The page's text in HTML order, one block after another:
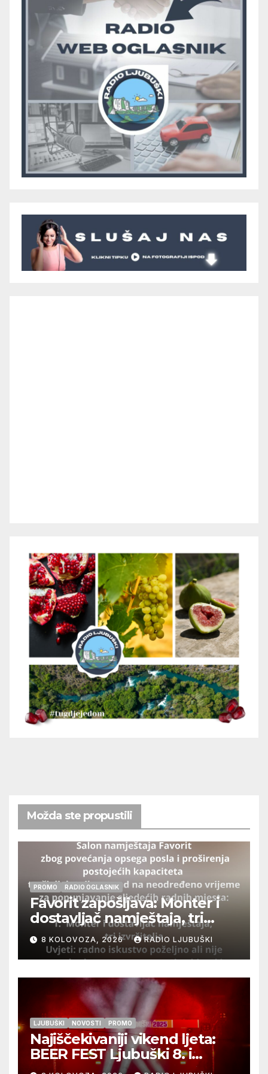
Možda ste propustili
PROMO RADIO OGLASNIK
Favorit zapošljava: Monter i
dostavljač namještaja, tri
izvršitelja
8 KOLOVOZA, 2026 RADIO LJUBUŠKI
LJUBUŠKI NOVOSTI PROMO
Najiščekivaniji vikend ljeta:
BEER FEST Ljubuški 8. i
9.kolovoza